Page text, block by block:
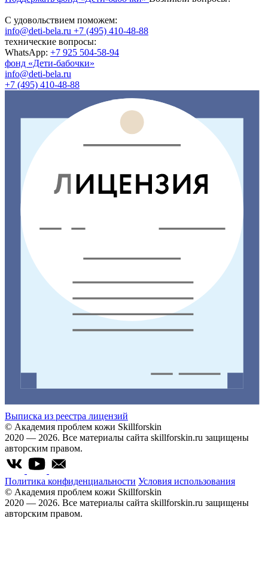
С удовольствием поможем:
info@deti-bela.ru +7 (495) 410-48-88
технические вопросы:
WhatsApp: +7 925 504-58-94
фонд «Дети-бабочки»
info@deti-bela.ru
+7 (495) 410-48-88
Выписка из реестра лицензий
© Академия проблем кожи Skillforskin
2020 — 2026. Все материалы сайта skillforskin.ru защищены
авторским правом.
Политика конфиденциальности Условия использования
© Академия проблем кожи Skillforskin
2020 — 2026. Все материалы сайта skillforskin.ru защищены
авторским правом.